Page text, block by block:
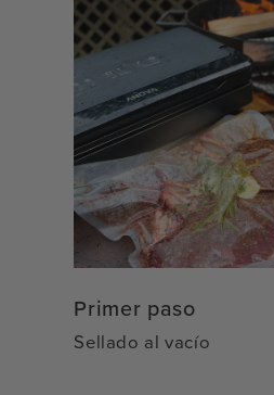
Primer paso
Sellado al vacío